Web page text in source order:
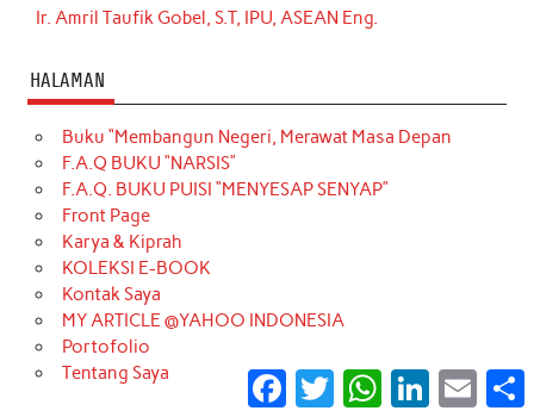
Ir. Amril Taufik Gobel, S.T, IPU, ASEAN Eng.
HALAMAN
Buku “Membangun Negeri, Merawat Masa Depan
F.A.Q BUKU “NARSIS”
F.A.Q. BUKU PUISI “MENYESAP SENYAP”
Front Page
Karya & Kiprah
KOLEKSI E-BOOK
Kontak Saya
MY ARTICLE @YAHOO INDONESIA
Portofolio
Tentang Saya
Facebook
Twitter WhatsApp
LinkedInEmail